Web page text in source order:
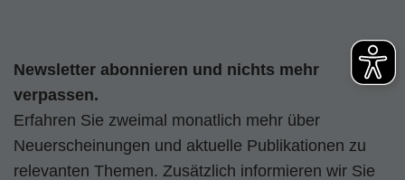
Newsletter abonnieren und nichts mehr
verpassen.
Erfahren Sie zweimal monatlich mehr über
Neuerscheinungen und aktuelle Publikationen zu
relevanten Themen. Zusätzlich informieren wir Sie